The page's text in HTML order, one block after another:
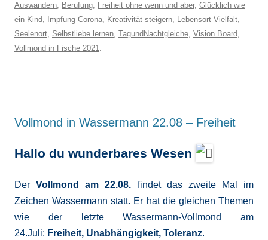
Auswandern, Berufung, Freiheit ohne wenn und aber, Glücklich wie
ein Kind, Impfung Corona, Kreativität steigern, Lebensort Vielfalt,
Seelenort, Selbstliebe lernen, TagundNachtgleiche, Vision Board,
Vollmond in Fische 2021.
Vollmond in Wassermann 22.08 – Freiheit
Hallo du wunderbares Wesen
DerVollmond am 22.08. findet das zweite Mal im
Zeichen Wassermann statt. Er hat die gleichen Themen
wie der letzte Wassermann-Vollmond am
24.Juli: Freiheit, Unabhängigkeit, Toleranz.